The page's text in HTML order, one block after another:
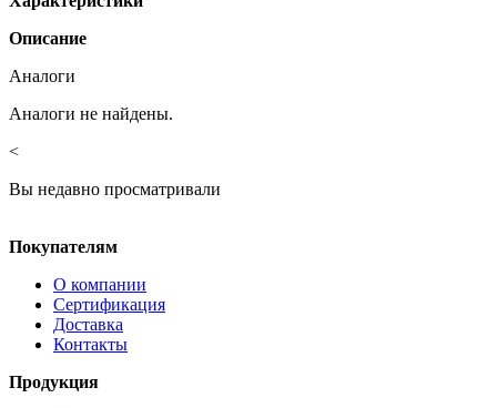
Описание
Аналоги
Аналоги не найдены.
<
Вы недавно просматривали
Покупателям
О компании
Сертификация
Доставка
Контакты
Продукция